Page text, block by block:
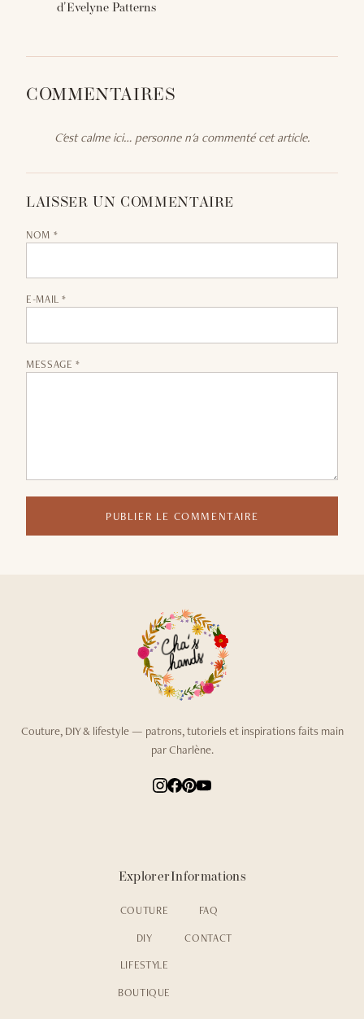
d'Evelyne Patterns
COMMENTAIRES
C'est calme ici… personne n'a commenté cet article.
LAISSER UN COMMENTAIRE
NOM *
E-MAIL *
MESSAGE *
PUBLIER LE COMMENTAIRE
Couture, DIY & lifestyle — patrons, tutoriels et inspirations faits main
par Charlène.
Explorer
COUTURE
DIY
LIFESTYLE
BOUTIQUE
Informations
FAQ
CONTACT